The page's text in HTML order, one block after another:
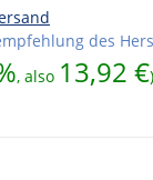
des
, also 13,92 €)